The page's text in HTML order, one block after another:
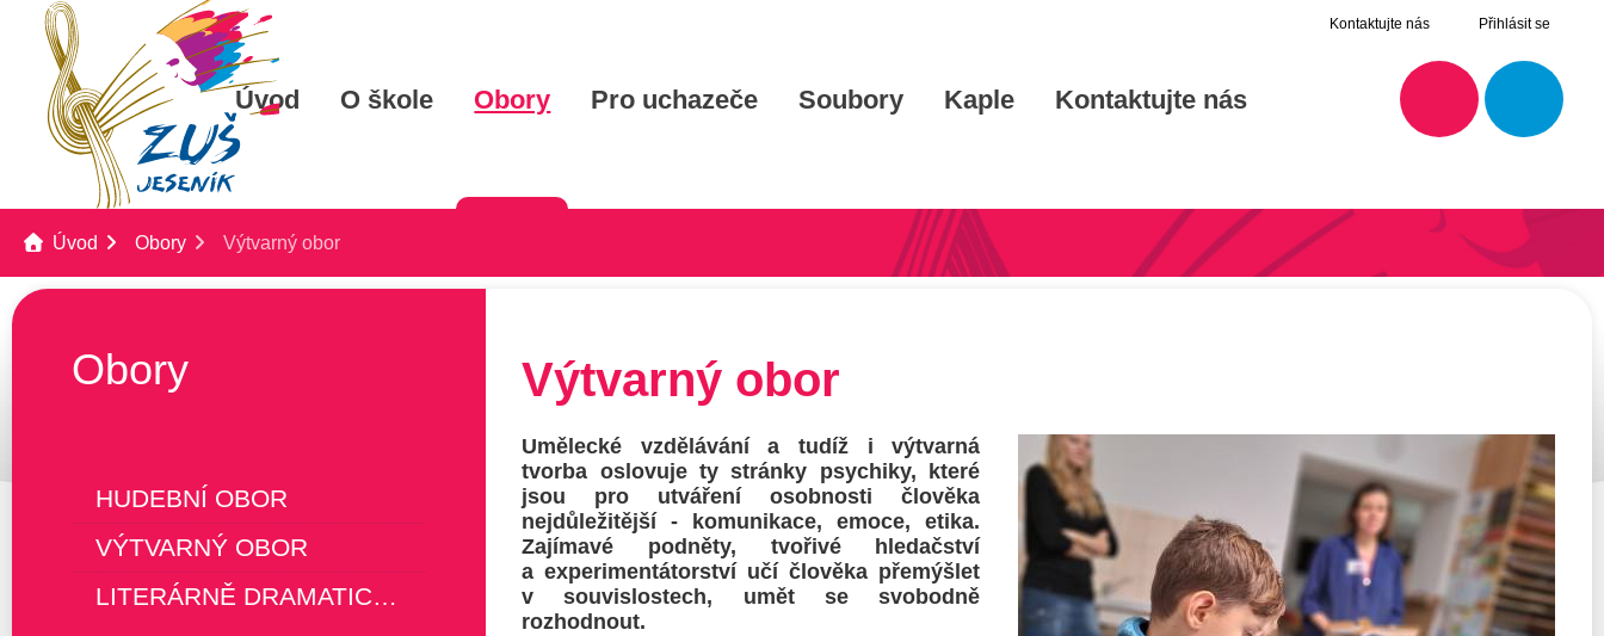
Kontaktujte nás Přihlásit se
Úvod O škole Obory Pro uchazeče Soubory Kaple Kontaktujte nás
Úvod Obory Výtvarný obor
Obory
HUDEBNÍ OBOR
VÝTVARNÝ OBOR
LITERÁRNĚ DRAMATICKÝ OBOR
Výtvarný obor
Umělecké vzdělávání a tudíž i výtvarná
tvorba oslovuje ty stránky psychiky, které
jsou pro utváření osobnosti člověka
nejdůležitější - komunikace, emoce, etika.
Zajímavé podněty, tvořivé hledačství
a experimentátorství učí člověka přemýšlet
v souvislostech, umět se svobodně
rozhodnout.